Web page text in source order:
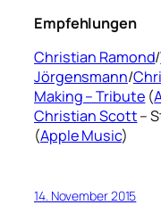
Empfehlungen
Christian Ramond/
Jörgensmann/
Making – Tribute (
Christian Scott–
(Apple Music)
14. November 2015